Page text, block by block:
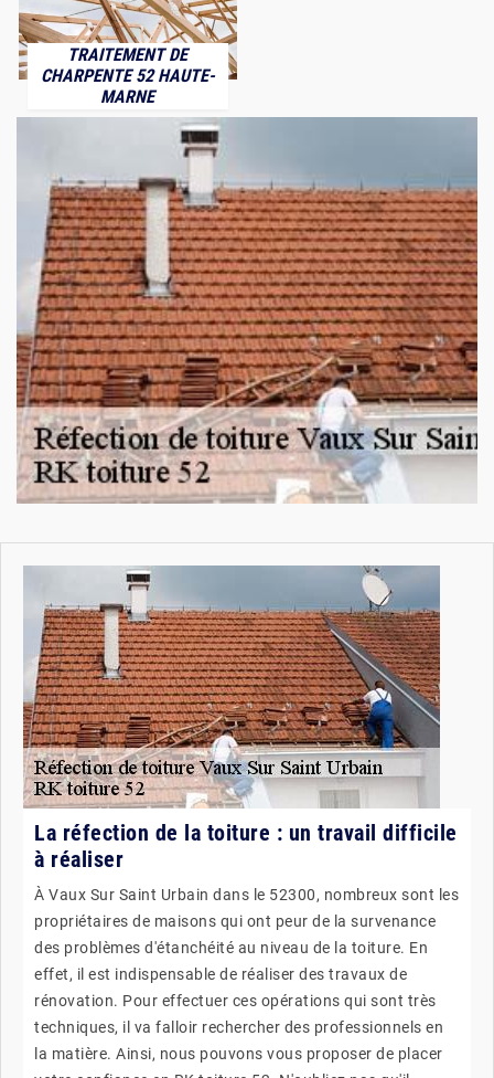
TRAITEMENT DE
CHARPENTE 52 HAUTE-
MARNE
La réfection de la toiture : un travail difficile
à réaliser
À Vaux Sur Saint Urbain dans le 52300, nombreux sont les
propriétaires de maisons qui ont peur de la survenance
des problèmes d'étanchéité au niveau de la toiture. En
effet, il est indispensable de réaliser des travaux de
rénovation. Pour effectuer ces opérations qui sont très
techniques, il va falloir rechercher des professionnels en
la matière. Ainsi, nous pouvons vous proposer de placer